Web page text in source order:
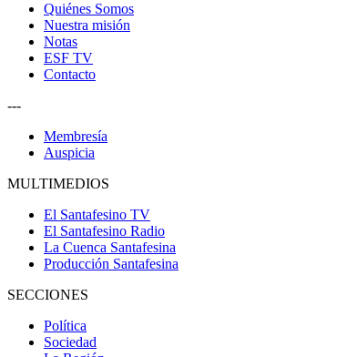
Quiénes Somos
Nuestra misión
Notas
ESF TV
Contacto
---
Membresía
Auspicia
MULTIMEDIOS
El Santafesino TV
El Santafesino Radio
La Cuenca Santafesina
Producción Santafesina
SECCIONES
Política
Sociedad